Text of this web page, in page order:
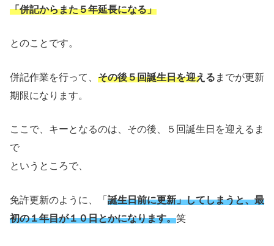
「併記からまた５年延長になる」
とのことです。
併記作業を行って、 その後５回誕生日を迎える までが更新
期限になります。
ここで、キーとなるのは、その後、５回誕生日を迎えるま
で
というところで、
免許更新のように、「 誕生日前に更新」してしまうと、最
初の１年目が１０日とかになります。笑